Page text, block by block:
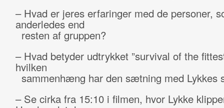
– Hvad er jeres erfaringer med de personer,
anderledes end
resten af gruppen?
– Hvad betyder udtrykket ”survival of the
hvilken
sammenhæng har den sætning med Lykkes
– Se cirka fra 15:10 i filmen, hvor Lykke